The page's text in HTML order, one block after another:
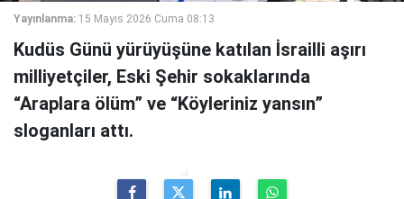
Yayınlanma: 15 Mayıs 2026 Cuma 08:13
Kudüs Günü yürüyüşüne katılan İsrailli aşırı
milliyetçiler, Eski Şehir sokaklarında
“Araplara ölüm” ve “Köyleriniz yansın”
sloganları attı.